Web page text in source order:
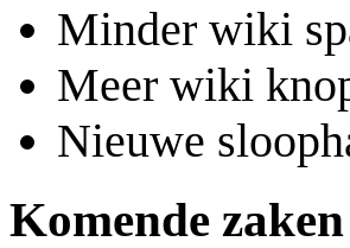
Minder wiki
Meer wiki
Nieuwe
Komende zaken